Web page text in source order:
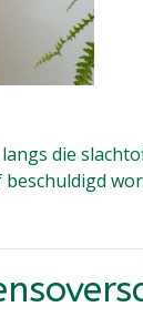
die